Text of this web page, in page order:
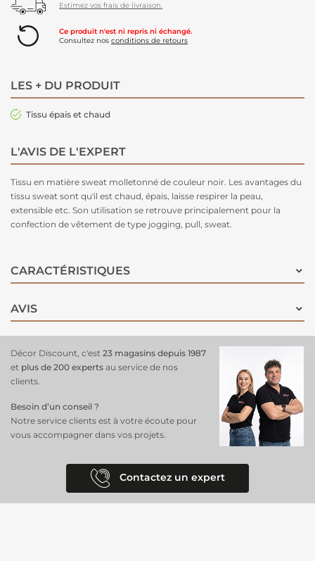
Estimez vos frais de livraison.
Ce produit n'est ni repris ni échangé.
Consultez nos conditions de retours
LES + DU PRODUIT
Tissu épais et chaud
L'AVIS DE L'EXPERT
Tissu en matière sweat molletonné de couleur noir. Les avantages du
tissu sweat sont qu'il est chaud, épais, laisse respirer la peau,
extensible etc. Son utilisation se retrouve principalement pour la
confection de vêtement de type jogging, pull, sweat.
CARACTÉRISTIQUES
AVIS
Décor Discount, c'est 23 magasins depuis 1987
et plus de 200 experts au service de nos
clients.
Besoin d’un conseil ?
Notre service clients est à votre écoute pour
vous accompagner dans vos projets.
Contactez un expert